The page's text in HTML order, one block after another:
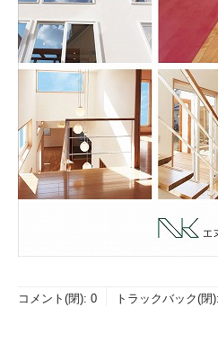
コメント(閉): 0 トラックバック(閉):